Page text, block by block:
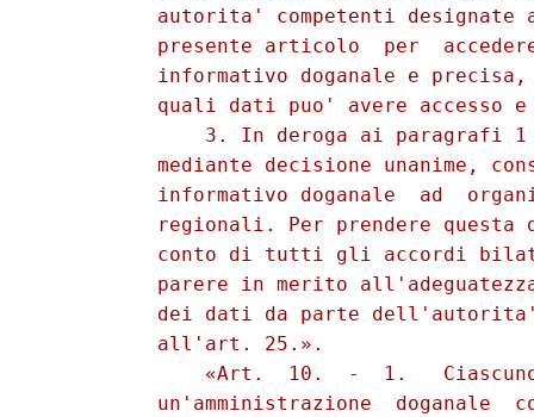
autorita' competenti designate
presente articolo  per
informativo doganale e
quali dati puo' avere accesso
3. In deroga ai paragrafi
mediante decisione unanime,
informativo doganale  ad
regionali. Per prendere questa
conto di tutti gli accordi
parere in merito
dei dati da parte
          all'art. 25.».
«Art.  10.  -  1.
un'amministrazione  doganale